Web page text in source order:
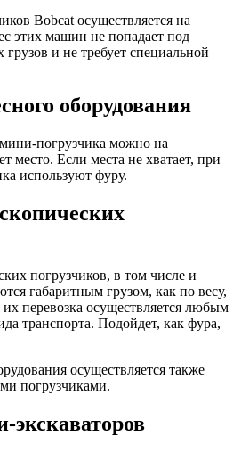
Bobcat осуществляется на
этих машин не попадает под
и не требует специальной
оборудования
погрузчика можно на
место. Если места не хватает, при
используют фуру.
погрузчиков, в том числе и
габаритным грузом, как по весу,
перевозка осуществляется любым
транспорта. Подойдет, как фура,
осуществляется также
погрузчиками.
экскаваторов